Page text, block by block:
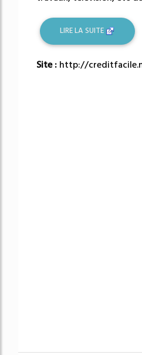
LIRE LA SUITE
Site : http://